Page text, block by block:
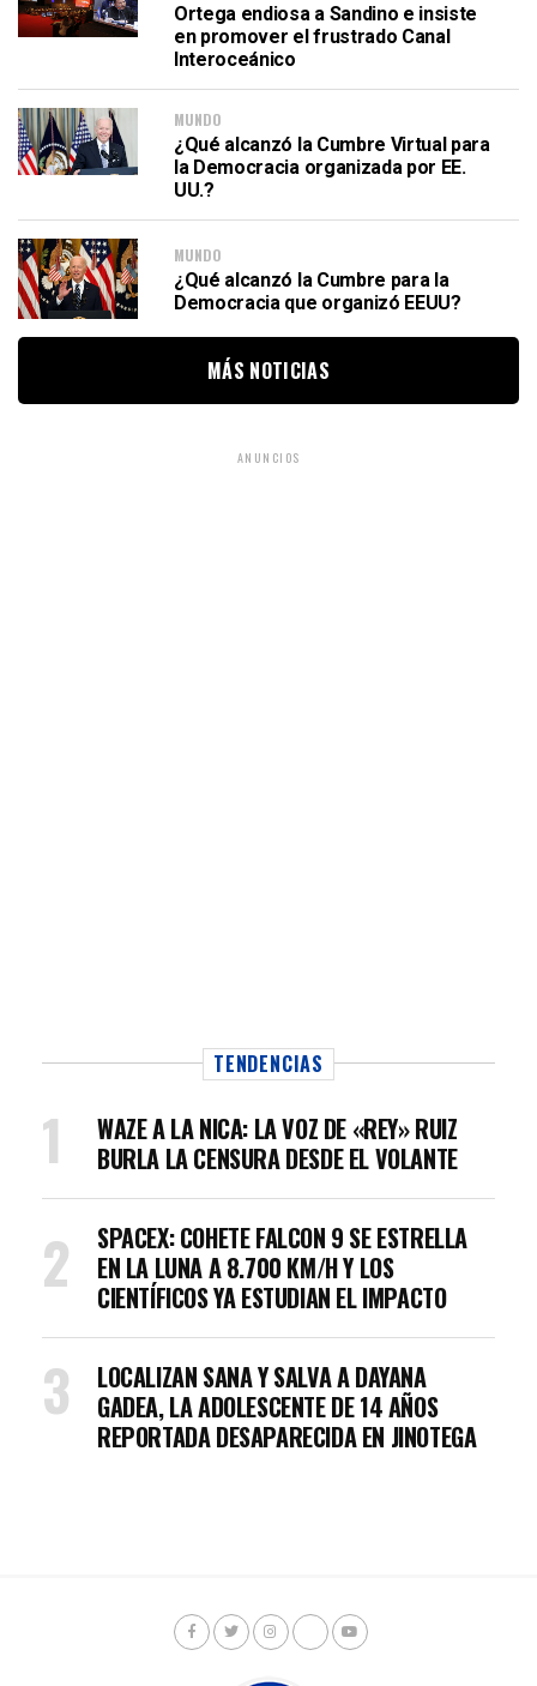
Ortega endiosa a Sandino e insiste
en promover el frustrado Canal
Interoceánico
MUNDO
¿Qué alcanzó la Cumbre Virtual para
la Democracia organizada por EE.
UU.?
MUNDO
¿Qué alcanzó la Cumbre para la
Democracia que organizó EEUU?
MÁS NOTICIAS
ANUNCIOS
TENDENCIAS
WAZE A LA NICA: LA VOZ DE «REY» RUIZ
BURLA LA CENSURA DESDE EL VOLANTE
SPACEX: COHETE FALCON 9 SE ESTRELLA
EN LA LUNA A 8.700 KM/H Y LOS
CIENTÍFICOS YA ESTUDIAN EL IMPACTO
LOCALIZAN SANA Y SALVA A DAYANA
GADEA, LA ADOLESCENTE DE 14 AÑOS
REPORTADA DESAPARECIDA EN JINOTEGA